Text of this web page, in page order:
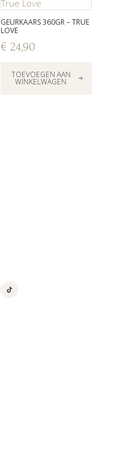
GEURKAARS 360GR – TRUE
LOVE
€ 24,90
TOEVOEGEN AAN
WINKELWAGEN